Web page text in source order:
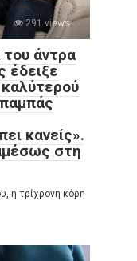
291 views
του άντρα
έδειξε
κανείς».
στη
η τρίχρονη κόρη